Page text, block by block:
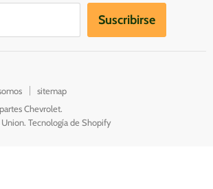
Suscribirse
sitemap
Chevrolet.
Union. Tecnología de Shopify